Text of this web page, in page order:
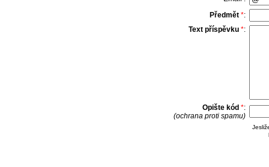
Předmět *:
Text příspěvku *:
Opište kód *:
(ochrana proti spamu)